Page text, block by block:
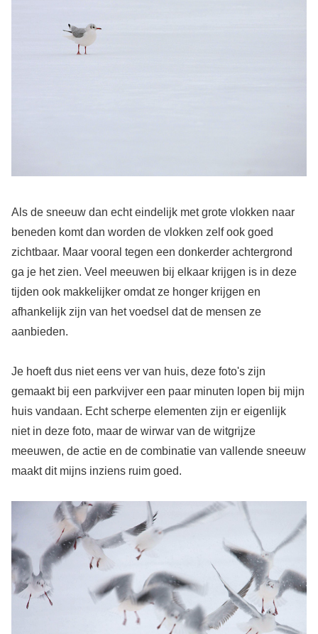
Als de sneeuw dan echt eindelijk met grote vlokken naar
beneden komt dan worden de vlokken zelf ook goed
zichtbaar. Maar vooral tegen een donkerder achtergrond
ga je het zien. Veel meeuwen bij elkaar krijgen is in deze
tijden ook makkelijker omdat ze honger krijgen en
afhankelijk zijn van het voedsel dat de mensen ze
aanbieden.
Je hoeft dus niet eens ver van huis, deze foto's zijn
gemaakt bij een parkvijver een paar minuten lopen bij mijn
huis vandaan. Echt scherpe elementen zijn er eigenlijk
niet in deze foto, maar de wirwar van de witgrijze
meeuwen, de actie en de combinatie van vallende sneeuw
maakt dit mijns inziens ruim goed.